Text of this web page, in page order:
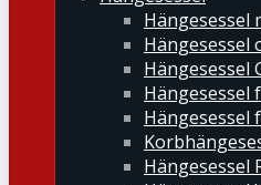
Hängesessel
Hängesessel
Hängesessel
Hängesessel
Hängesessel
Hängesessel